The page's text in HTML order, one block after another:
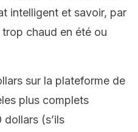
intelligent et savoir, par
chaud en été ou
sur la plateforme de
plus complets
(s’ils